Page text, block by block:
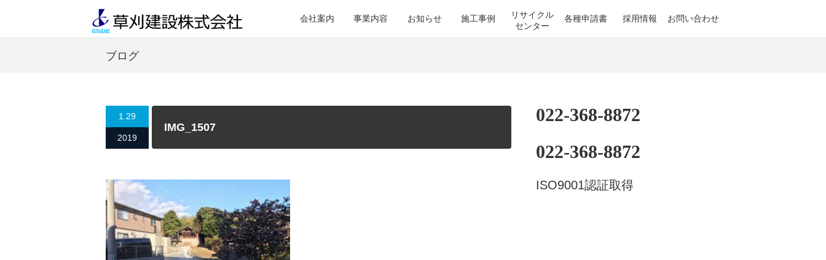
会社案内 事業内容 お知らせ 施工事例
リサイクル
センター
各種申請書 採用情報 お問い合わせ
ブログ
1.29
2019
IMG_1507
022-368-8872
022-368-8872
ISO9001認証取得